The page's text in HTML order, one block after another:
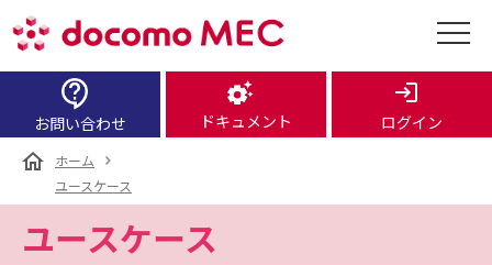
お問い合わせ ドキュメント ログイン
ホーム
ユースケース
ユースケース